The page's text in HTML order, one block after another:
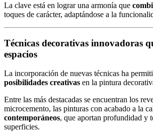
La clave está en lograr una armonía que
toques de carácter, adaptándose a la
Técnicas decorativas innovadoras
espacios
La incorporación de nuevas técnicas ha
posibilidades creativas en la pintura
Entre las más destacadas se encuentran los
microcemento, las pinturas con acabado a la
contemporáneos, que aportan profundidad y
superficies.